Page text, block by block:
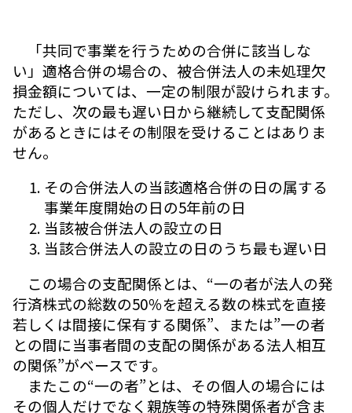
「共同で事業を行うための合併に該当しな
い」適格合併の場合の、被合併法人の未処理欠
損金額については、一定の制限が設けられます。
ただし、次の最も遅い日から継続して支配関係
があるときにはその制限を受けることはありま
せん。
その合併法人の当該適格合併の日の属する
事業年度開始の日の5年前の日
当該被合併法人の設立の日
当該合併法人の設立の日のうち最も遅い日
この場合の支配関係とは、“一の者が法人の発
行済株式の総数の50％を超える数の株式を直接
若しくは間接に保有する関係”、または”一の者
との間に当事者間の支配の関係がある法人相互
の関係”がベースです。
またこの“一の者”とは、その個人の場合には
その個人だけでなく親族等の特殊関係者が含ま